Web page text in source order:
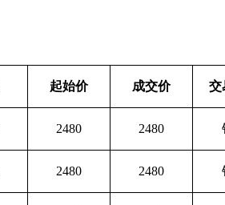
起始价 成交价 交
2480 2480
2480 2480